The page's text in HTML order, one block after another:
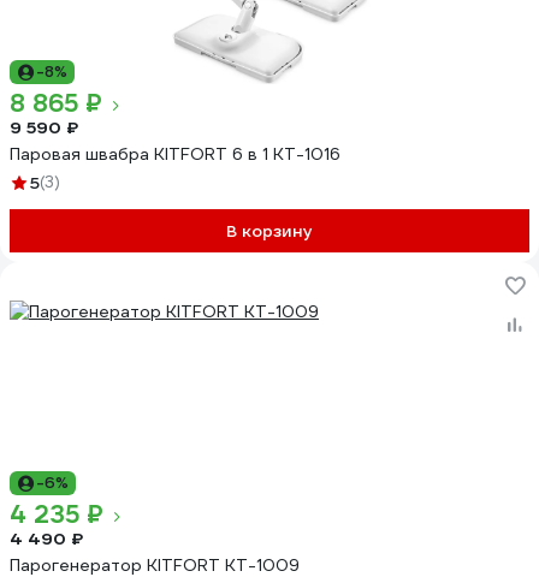
-8%
8 865 ₽
9 590 ₽
Паровая швабра KITFORT 6 в 1 КТ-1016
5(3)
В корзину
-6%
4 235 ₽
4 490 ₽
Парогенератор KITFORT КТ-1009